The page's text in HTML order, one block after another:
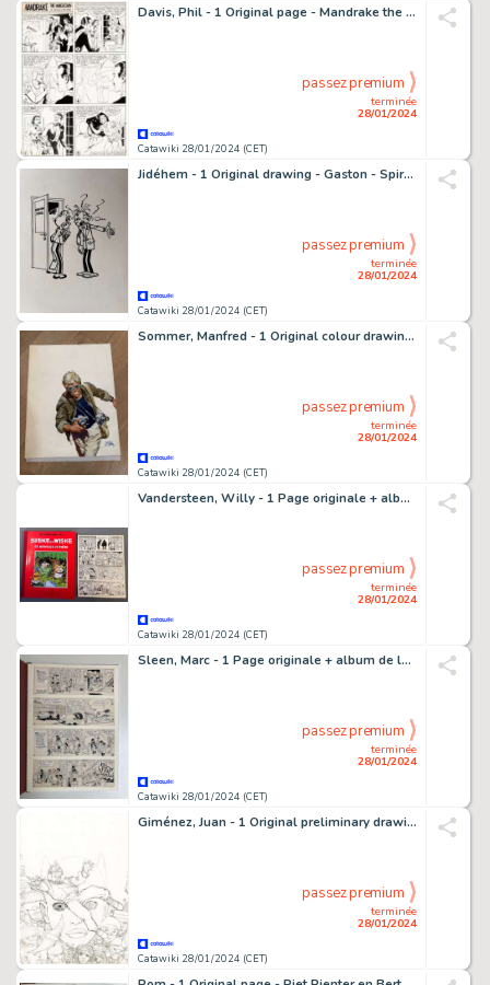
Davis, Phil - 1 Original page - Mandrake the Magician - Sunday Page - 1961
Catawiki 28/01/2024 (CET)
terminée
28/01/2024
passez premium
Jidéhem - 1 Original drawing - Gaston - Spirou & Fantasio à la rédaction - (années 1980)
Catawiki 28/01/2024 (CET)
terminée
28/01/2024
passez premium
Sommer, Manfred - 1 Original colour drawing - Frank Cappa
Catawiki 28/01/2024 (CET)
terminée
28/01/2024
passez premium
Vandersteen, Willy - 1 Page originale + album de luxe - Suske en Wiske 69 - De Nerveuze Nerviërs - 1963
Catawiki 28/01/2024 (CET)
terminée
28/01/2024
passez premium
Sleen, Marc - 1 Page originale + album de luxe - Nero 6 - De Rode Keizer - 1995
Catawiki 28/01/2024 (CET)
terminée
28/01/2024
passez premium
Giménez, Juan - 1 Original preliminary drawing - Léo Roa T2 - Couverture - L'Odyssée à contretemps - 1990
Catawiki 28/01/2024 (CET)
terminée
28/01/2024
passez premium